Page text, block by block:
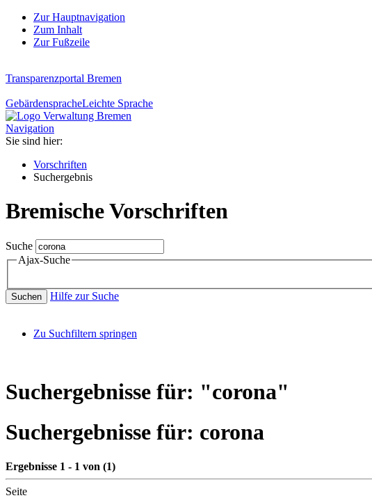
Zur Hauptnavigation
Zum Inhalt
Zur Fußzeile
Transparenzportal Bremen
GebärdenspracheLeichte Sprache
Navigation
Sie sind hier:
Vorschriften
Suchergebnis
Bremische Vorschriften
Suche
Ajax-Suche
Suchen Hilfe zur Suche
Zu Suchfiltern springen
Suchergebnisse für: "corona"
Suchergebnisse für: corona
Ergebnisse 1 - 1 von (1)
Seite